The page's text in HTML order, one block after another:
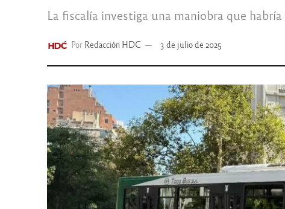
La fiscalía investiga una maniobra que
Por Redacción HDC 3 de julio de 2025